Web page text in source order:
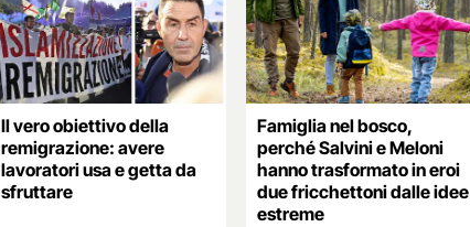
Il vero obiettivo della
remigrazione: avere
lavoratori usa e getta da
sfruttare
Famiglia nel bosco,
perché Salvini e Meloni
hanno trasformato in eroi
due fricchettoni dalle idee
estreme